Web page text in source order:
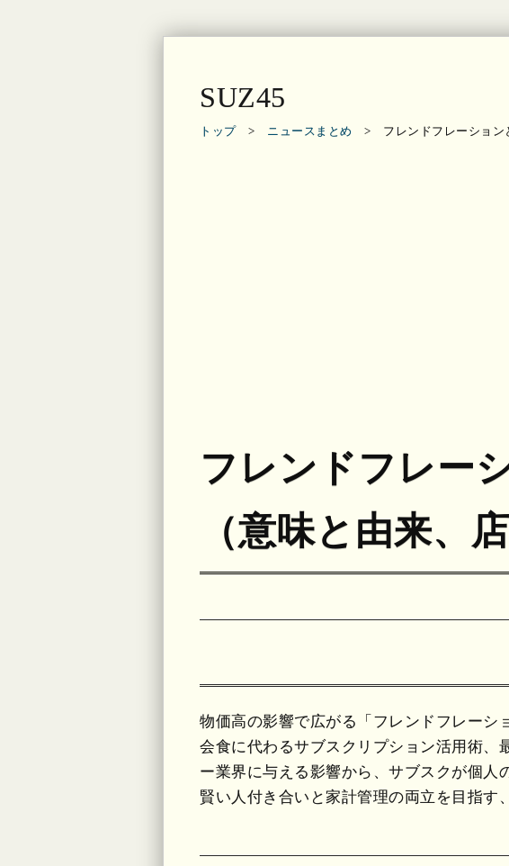
SUZ45
トップ> ニュースまとめ > フレンドフレーション
フレンドフレー
（意味と由来、
物価高の影響で広がる「フレンドフレーシ
会食に代わるサブスクリプション活用術、
ー業界に与える影響から、サブスクが個人
賢い人付き合いと家計管理の両立を目指す